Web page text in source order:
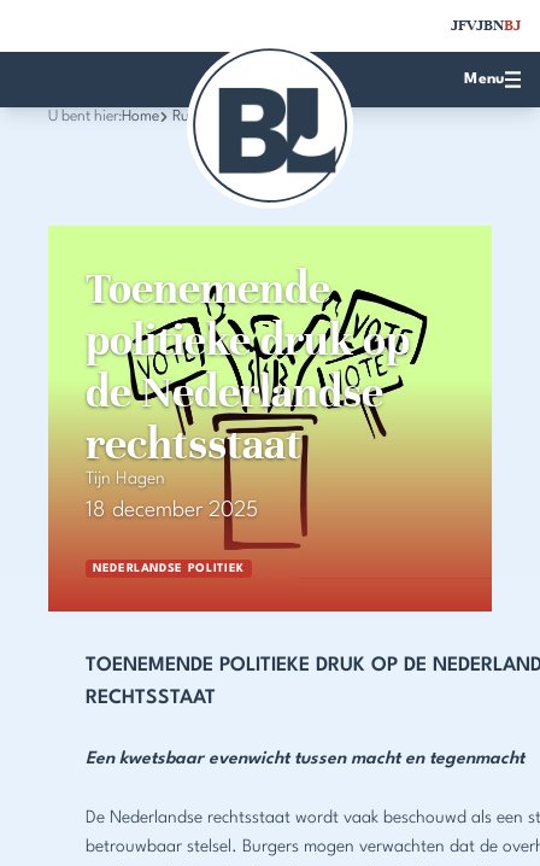
JFVJBNBJ
Menu
U bent hier:Home Rubrieken
Toenemende
politieke druk op
de Nederlandse
rechtsstaat
Tijn Hagen
18 december 2025
NEDERLANDSE POLITIEK
TOENEMENDE POLITIEKE DRUK OP DE
RECHTSSTAAT
Een kwetsbaar evenwicht tussen macht en tegenmacht
De Nederlandse rechtsstaat wordt vaak beschouwd als een
betrouwbaar stelsel. Burgers mogen verwachten dat de